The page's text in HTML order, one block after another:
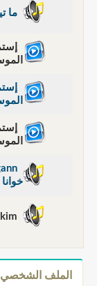
ما
خوانا
الملف الشخصي